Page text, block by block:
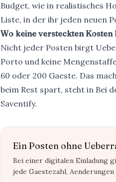
Budget, wie in realistisches
Liste, in der ihr jeden neuen
Wo keine versteckten Kosten
Nicht jeder Posten birgt
Porto und keine
60 oder 200 Gaeste. Das
beim Rest spart, steht in Bei
Saventify.
Ein Posten ohne
Bei einer digitalen Einladung
jede Gaestezahl,